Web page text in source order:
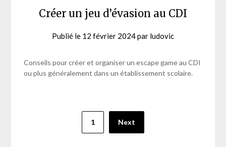
Créer un jeu d’évasion au CDI
Publié le 12 février 2024par ludovic
Conseils pour créer et organiser un escape game au CDI
ou plus généralement dans un établissement scolaire.
1 Next